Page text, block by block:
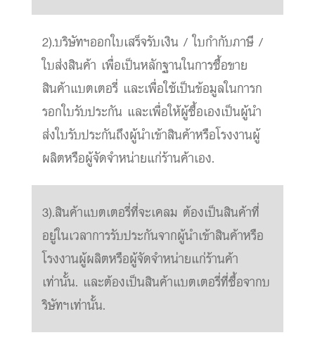
2).บริษัทฯออกใบเสร็จรับเงิน / ใบกำกับภาษี /
ใบส่งสินค้า เพื่อเป็นหลักฐานในการซื้อขาย
สินค้าแบตเตอรี่ และเพื่อใช้เป็นข้อมูลในการก
รอกใบรับประกัน และเพื่อให้ผู้ซื้อเองเป็นผู้นำ
ส่งใบรับประกันถึงผู้นำเข้าสินค้าหรือโรงงานผู้
ผลิตหรือผู้จัดจำหน่ายแก่ร้านค้าเอง.
3).สินค้าแบตเตอรี่ที่จะเคลม ต้องเป็นสินค้าที่
อยู่ในเวลาการรับประกันจากผู้นำเข้าสินค้าหรือ
โรงงานผู้ผลิตหรือผู้จัดจำหน่ายแก่ร้านค้า
เท่านั้น. และต้องเป็นสินค้าแบตเตอรี่ที่ซื้อจากบ
ริษัทฯเท่านั้น.